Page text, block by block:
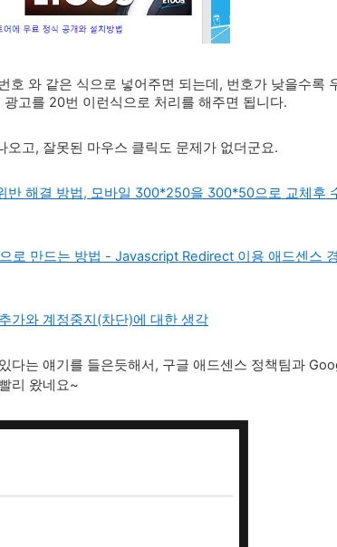
와 같은 식으로 넣어주면 되는데, 번호가 낮을수록
고를 20번 이런식으로 처리를 해주면 됩니다.
고, 잘못된 마우스 클릭도 문제가 없더군요.
반 해결 방법, 모바일 300*250을 300*50으로 교체후
로 만드는 방법 - Javascript Redirect 이용 애드센스
가와 계정중지(차단)에 대한 생각
다는 얘기를 들은듯해서, 구글 애드센스 정책팀과
리 왔네요~